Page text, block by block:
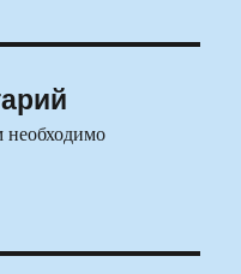
необходимо